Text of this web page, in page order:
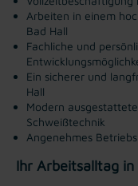
Arbeiten in einem
Bad Hall
Fachliche und
Ein sicherer und
Hall
Modern
Schweißtechnik
Angenehmes
Ihr Arbeitsalltag in